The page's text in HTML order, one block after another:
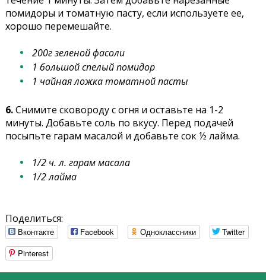
помидоры и томатную пасту, если используете ее,
хорошо перемешайте.
200г зеленой фасоли
1 большой спелый помидор
1 чайная ложка томатной пасты
6.Снимите сковороду с огня и оставьте на 1-2
минуты. Добавьте соль по вкусу. Перед подачей
посыпьте гарам масалой и добавьте сок ½ лайма.
1/2 ч. л. гарам масала
1/2 лайма
Поделиться:
Вконтакте Facebook Одноклассники
Twitter
Pinterest